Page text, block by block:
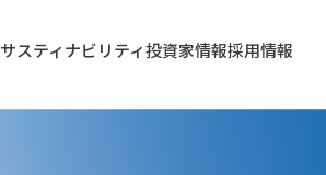
サスティナビリティ投資家情報採用情報